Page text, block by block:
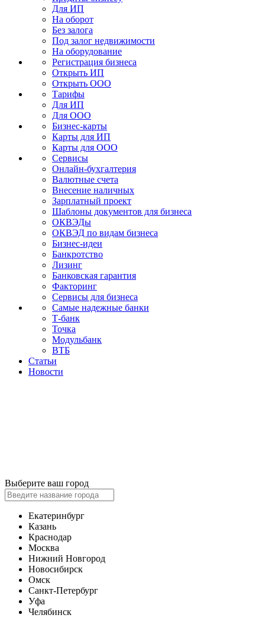
Для ИП
На оборот
Без залога
Под залог недвижимости
На оборудование
Регистрация бизнеса
Открыть ИП
Открыть ООО
Тарифы
Для ИП
Для ООО
Бизнес-карты
Карты для ИП
Карты для ООО
Сервисы
Онлайн-бухгалтерия
Валютные счета
Внесение наличных
Зарплатный проект
Шаблоны документов для бизнеса
ОКВЭДы
ОКВЭД по видам бизнеса
Бизнес-идеи
Банкротство
Лизинг
Банковская гарантия
Факторинг
Сервисы для бизнеса
Самые надежные банки
Т-банк
Точка
Модульбанк
ВТБ
Статьи
Новости
Выберите ваш город
Екатеринбург
Казань
Краснодар
Москва
Нижний Новгород
Новосибирск
Омск
Санкт-Петербург
Уфа
Челябинск